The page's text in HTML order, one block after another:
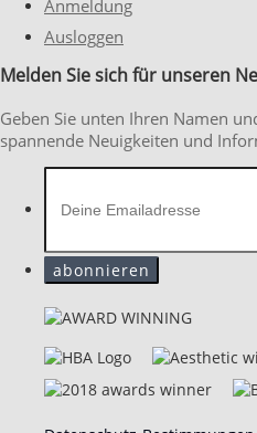
Anmeldung
Ausloggen
Melden Sie sich für unseren
Geben Sie unten Ihren Namen
spannende Neuigkeiten und